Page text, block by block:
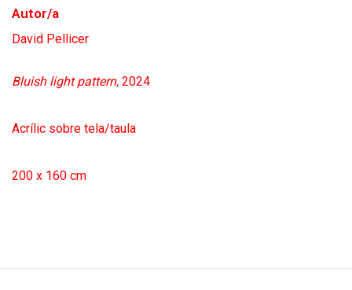
Autor/a
David Pellicer
Bluish light pattern, 2024
Acrílic sobre tela/taula
200 x 160 cm